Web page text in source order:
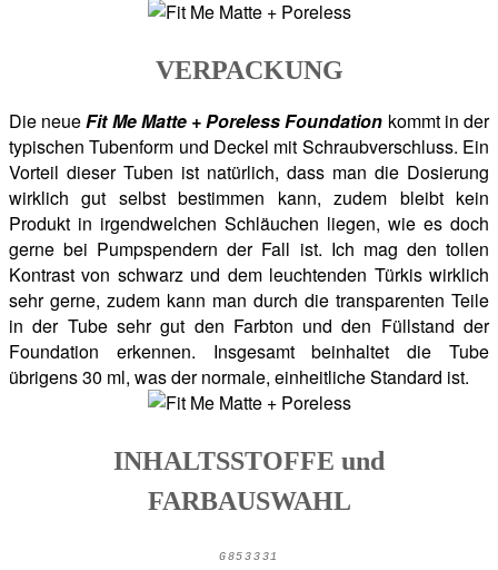
VERPACKUNG
Die neueFit Me Matte + Poreless Foundation kommt in der
typischen Tubenform und Deckel mit Schraubverschluss. Ein
Vorteil dieser Tuben ist natürlich, dass man die Dosierung
wirklich gut selbst bestimmen kann, zudem bleibt kein
Produkt in irgendwelchen Schläuchen liegen, wie es doch
gerne bei Pumpspendern der Fall ist. Ich mag den tollen
Kontrast von schwarz und dem leuchtenden Türkis wirklich
sehr gerne, zudem kann man durch die transparenten Teile
in der Tube sehr gut den Farbton und den Füllstand der
Foundation erkennen. Insgesamt beinhaltet die Tube
übrigens 30 ml, was der normale, einheitliche Standard ist.
INHALTSSTOFFE und
FARBAUSWAHL
G853331